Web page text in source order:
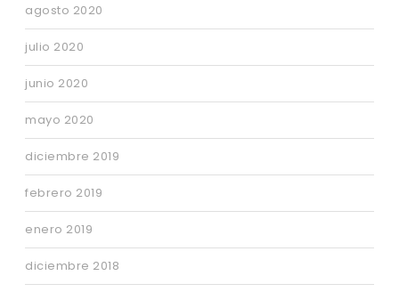
agosto 2020
julio 2020
junio 2020
mayo 2020
diciembre 2019
febrero 2019
enero 2019
diciembre 2018